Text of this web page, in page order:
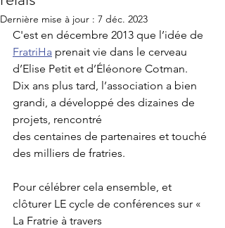
Dernière mise à jour : 7 déc. 2023
C'est en décembre 2013 que l’idée de
FratriHa prenait vie dans le cerveau
d’Elise Petit et d’Éléonore Cotman.
Dix ans plus tard, l’association a bien
grandi, a développé des dizaines de
projets, rencontré
des centaines de partenaires et touché
des milliers de fratries.
Pour célébrer cela ensemble, et
clôturer LE cycle de conférences sur «
La Fratrie à travers